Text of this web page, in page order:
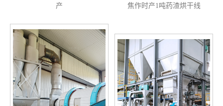
产
焦作时产1吨药渣烘干线